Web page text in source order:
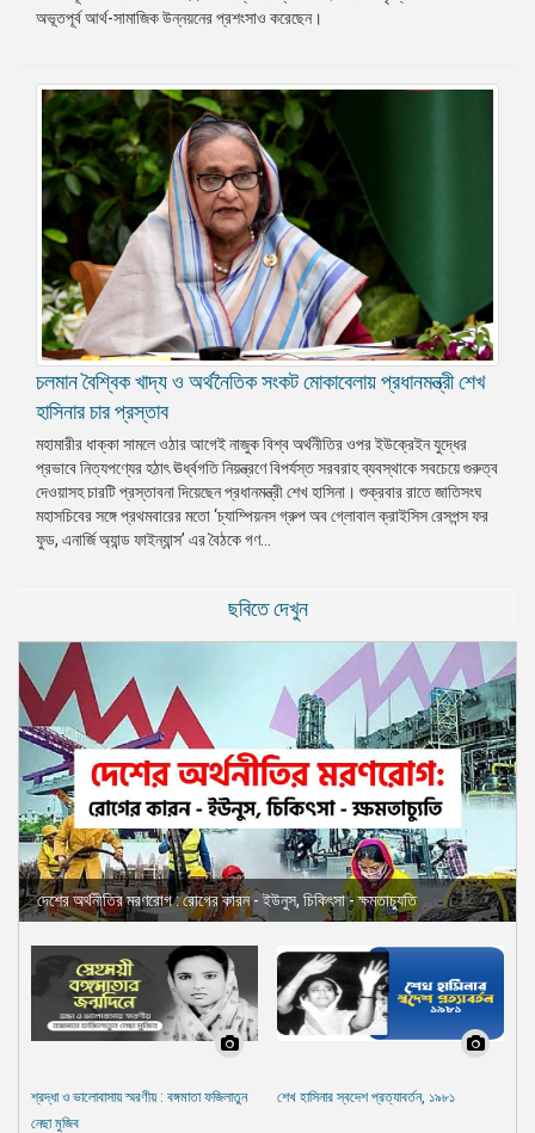
প্রেস
প্রকাশনা
গ্যালারি
বিএনপি-
সহিংসতা
সংগঠন
নির্বাচনী
ইশতেহার
অভূতপূর্ব আর্থ-সামাজিক উন্নয়নের প্রশংসাও করেছেন।
চলমান বৈশ্বিক খাদ্য ও অর্থনৈতিক সংকট মোকাবেলায় প্রধানমন্ত্রী শেখ
হাসিনার চার প্রস্তাব
মহামারীর ধাক্কা সামলে ওঠার আগেই নাজুক বিশ্ব অর্থনীতির ওপর ইউক্রেইন যুদ্ধের
প্রভাবে নিত্যপণ্যের হঠাৎ ঊর্ধ্বগতি নিয়ন্ত্রণে বিপর্যস্ত সরবরাহ ব্যবস্থাকে সবচেয়ে গুরুত্ব
দেওয়াসহ চারটি প্রস্তাবনা দিয়েছেন প্রধানমন্ত্রী শেখ হাসিনা। শুক্রবার রাতে জাতিসংঘ
মহাসচিবের সঙ্গে প্রথমবারের মতো ‘চ্যাম্পিয়নস গ্রুপ অব গ্লোবাল ক্রাইসিস রেসপন্স ফর
ফুড, এনার্জি অ্যান্ড ফাইন্যান্স’ এর বৈঠকে গণ...
ছবিতে দেখুন
দেশের অর্থনীতির মরণরোগ : রোগের কারন - ইউনুস, চিকিৎসা - ক্ষমতাচ্যুতি
শ্রদ্ধা ও ভালোবাসায় স্মরণীয় : বঙ্গমাতা ফজিলাতুন
নেছা মুজিব
শেখ হাসিনার স্বদেশ প্রত্যাবর্তন, ১৯৮১